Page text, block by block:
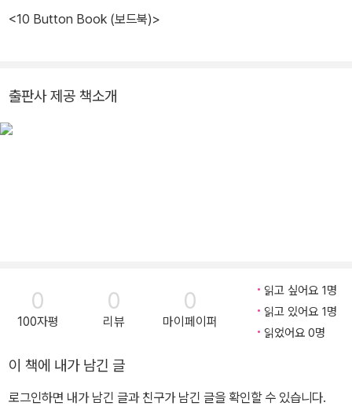
<10 Button Book (보드북)>
출판사 제공 책소개
0
100자평
0
리뷰
0
마이페이퍼
읽고 싶어요 1명
읽고 있어요 1명
읽었어요 0명
이 책에 내가 남긴 글
로그인하면 내가 남긴 글과 친구가 남긴 글을 확인할 수 있습니다.